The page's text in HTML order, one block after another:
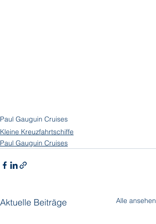
Paul Gauguin Cruises
Kleine Kreuzfahrtschiffe
Paul Gauguin Cruises
Aktuelle Beiträge Alle ansehen